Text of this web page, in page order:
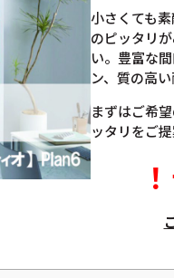
小さくても
のピッタリ
い。豊富な
ン、質の高
まずはご希
ッタリをご提
！